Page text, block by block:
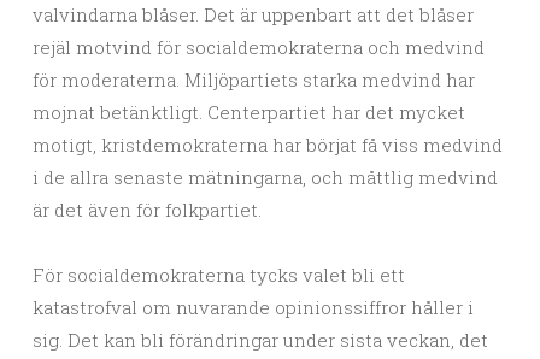
valvindarna blåser. Det är uppenbart att det blåser
rejäl motvind för socialdemokraterna och medvind
för moderaterna. Miljöpartiets starka medvind har
mojnat betänktligt. Centerpartiet har det mycket
motigt, kristdemokraterna har börjat få viss medvind
i de allra senaste mätningarna, och måttlig medvind
är det även för folkpartiet.
För socialdemokraterna tycks valet bli ett
katastrofval om nuvarande opinionssiffror håller i
sig. Det kan bli förändringar under sista veckan, det